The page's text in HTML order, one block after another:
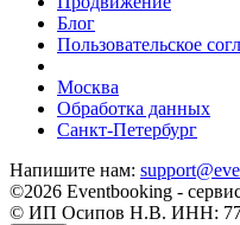
Блог
Пользовательское
Москва
Обработка данных
Санкт-Петербург
Напишите нам:
©2026 Eventbooking -
© ИП Осипов Н.В. ИНН: